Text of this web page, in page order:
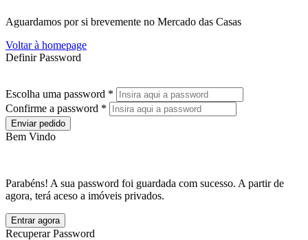
Aguardamos por si brevemente no Mercado das Casas
Voltar à homepage
Definir Password
Escolha uma password *
Confirme a password *
Enviar pedido
Bem Vindo
Parabéns! A sua password foi guardada com sucesso. A partir de
agora, terá aceso a imóveis privados.
Entrar agora
Recuperar Password